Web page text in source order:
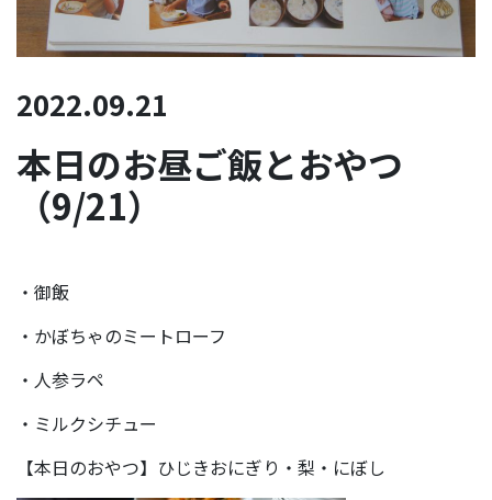
2022.09.21
本日のお昼ご飯とおやつ
（9/21）
・御飯
・かぼちゃのミートローフ
・人参ラペ
・ミルクシチュー
【本日のおやつ】ひじきおにぎり・梨・にぼし